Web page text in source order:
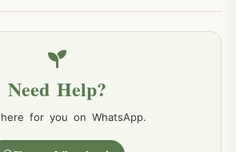
Need Help?
here for you on WhatsApp.